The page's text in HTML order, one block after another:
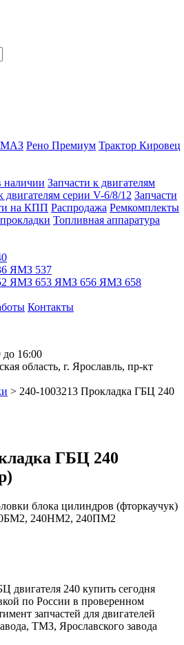
МАЗ Рено Премиум Трактор Кировец
наличии Запчасти к двигателям
двигателям серии V-6/8/12 Запчасти
на КПП Распродажа Ремкомплекты
Топливная аппаратура
ЯМЗ 537
ЯМЗ 653 ЯМЗ 656 ЯМЗ 658
Контакты
до 16:00
область, г. Ярославль, пр-кт
> 240-1003213 Прокладка ГБЦ 240
ГБЦ 240
блока цилиндров (фторкаучук)
240НМ2, 240ПМ2
двигателя 240 купить сегодня
по России в проверенном
запчастей для двигателей
ТМЗ, Ярославского завода